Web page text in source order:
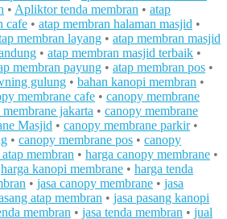
• Apliktor tenda membran • atap
cafe • atap membran halaman masjid •
membran layang • atap membran masjid
• atap membran masjid terbaik •
membran payung • atap membran pos •
gulung • bahan kanopi membran •
membrane cafe • canopy membrane
jakarta • canopy membrane
Masjid • canopy membrane parkir•
• canopy membrane pos • canopy
membran • harga canopy membrane •
harga kanopi membrane • harga tenda
• jasa canopy membrane • jasa
atap membran • jasa pasang kanopi
membran • jasa tenda membran • jual